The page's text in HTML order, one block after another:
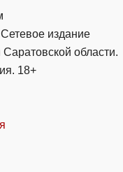
издание
области.
18+